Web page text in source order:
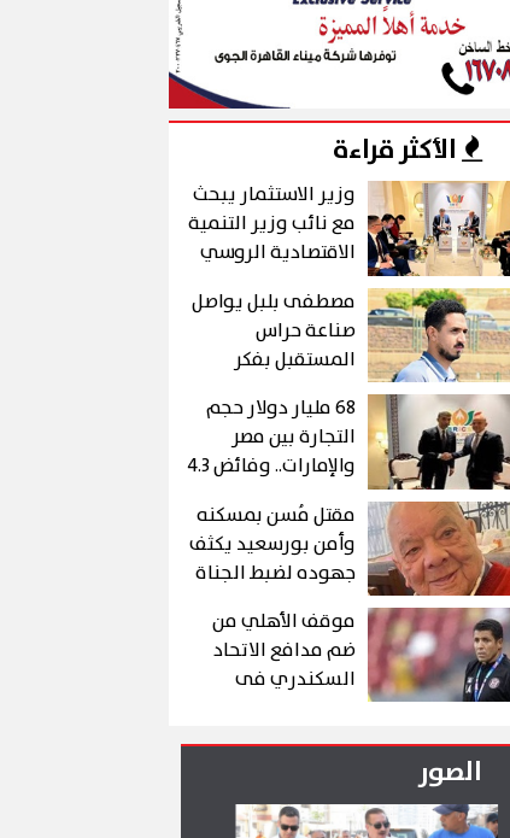
الأكثر قراءة
وزير الاستثمار يبحث
مع نائب وزير التنمية
الاقتصادية الروسي
مصطفى بلبل يواصل
صناعة حراس
المستقبل بفكر
وخبرات كبيرة
68 مليار دولار حجم
التجارة بين مصر
والإمارات.. وفائض 4.3
القاهرة
مقتل مُسن بمسكنه
وأمن بورسعيد يكثف
جهوده لضبط الجناة
موقف الأهلي من
ضم مدافع الاتحاد
السكندري فى
الصور